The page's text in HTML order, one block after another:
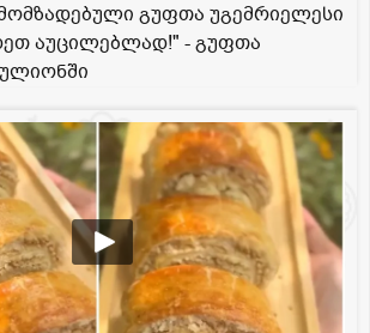
გუფთა უგემრიელესი
აუცილებლად!" - გუფთა